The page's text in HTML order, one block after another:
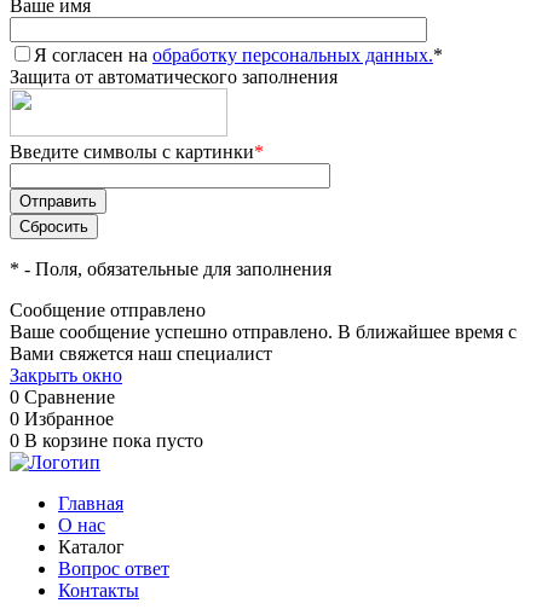
Ваше имя
Я согласен на обработку персональных данных.*
Защита от автоматического заполнения
Введите символы с картинки*
* - Поля, обязательные для заполнения
Сообщение отправлено
Ваше сообщение успешно отправлено. В ближайшее время с
Вами свяжется наш специалист
Закрыть окно
0 Сравнение
0 Избранное
0 В корзине пока пусто
Главная
О нас
Каталог
Вопрос ответ
Контакты